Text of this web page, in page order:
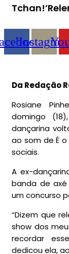
Instagram
Da Redação
Rosiane
domingo
dançarina
ao som de É
sociais.
A ex-
banda de axé
um concurso
“Dizem que
show dos
recordar
dedicou ela,